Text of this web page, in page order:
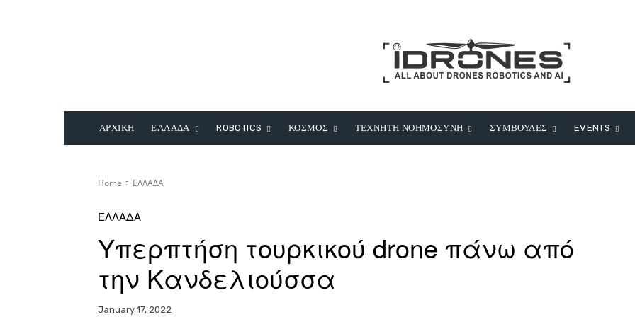
ΑΡΧΙΚΗ ΕΛΛΑΔΑ ROBOTICS ΚΟΣΜΟΣ ΤΕΧΝΗΤΗ ΝΟΗΜΟΣΥΝΗ ΣΥΜΒΟΥΛΕΣ EVENTS
Home ΕΛΛΑΔΑ
ΕΛΛΑΔΑ
Υπερπτήση τουρκικού drone πάνω από
την Κανδελιούσσα
January 17, 2022